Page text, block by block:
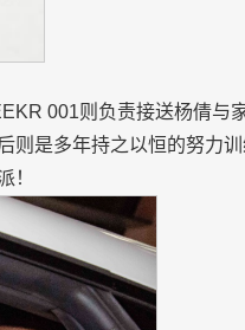
001则负责接送杨倩与
则是多年持之以恒的努力
！